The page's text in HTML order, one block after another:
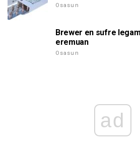
Osasun
Brewer en sufre
eremuan
Osasun
ad